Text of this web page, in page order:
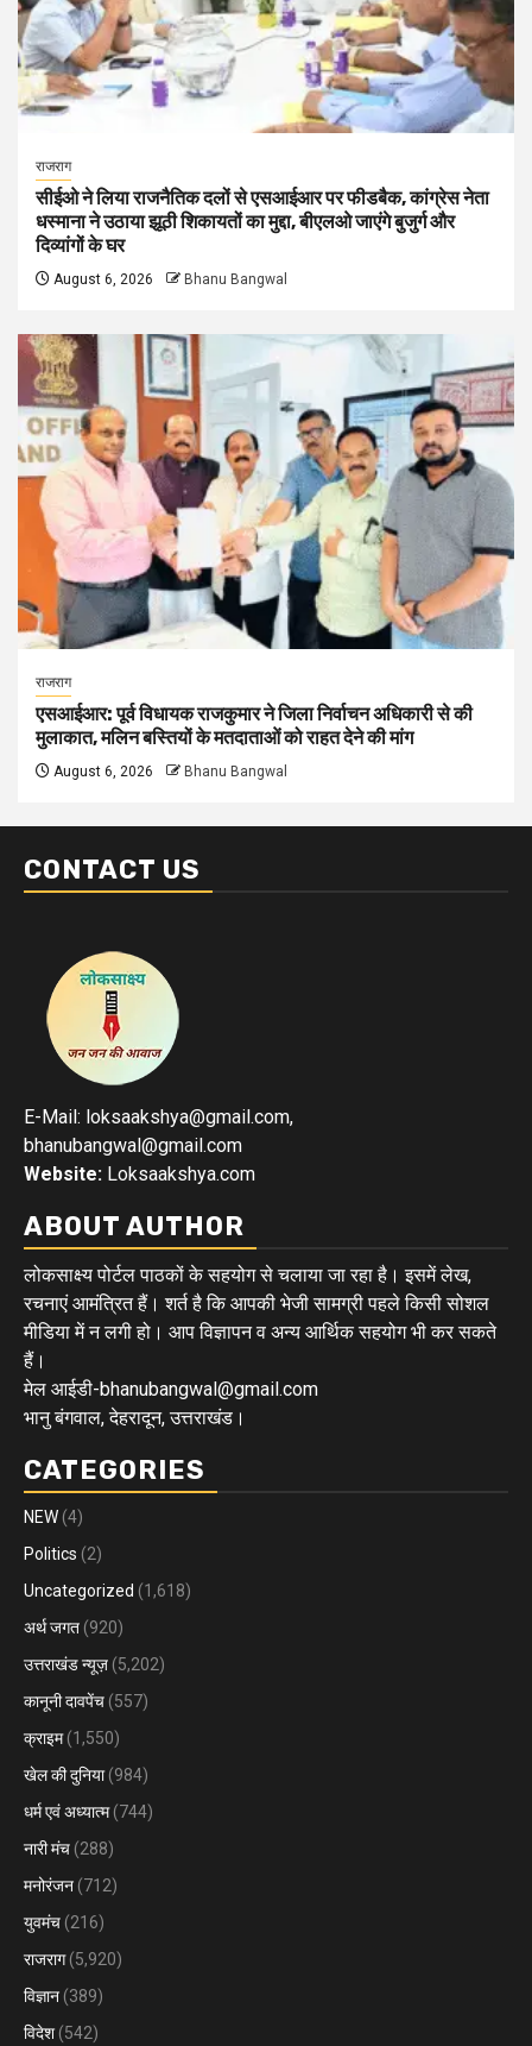
राजराग
सीईओ ने लिया राजनैतिक दलों से एसआईआर पर फीडबैक, कांग्रेस नेता
धस्माना ने उठाया झूठी शिकायतों का मुद्दा, बीएलओ जाएंगे बुजुर्ग और
दिव्यांगों के घर
August 6, 2026 Bhanu Bangwal
राजराग
एसआईआर: पूर्व विधायक राजकुमार ने जिला निर्वाचन अधिकारी से की
मुलाकात, मलिन बस्तियों के मतदाताओं को राहत देने की मांग
August 6, 2026 Bhanu Bangwal
CONTACT US
E-Mail: loksaakshya@gmail.com,
bhanubangwal@gmail.com
Website: Loksaakshya.com
ABOUT AUTHOR
लोकसाक्ष्य पोर्टल पाठकों के सहयोग से चलाया जा रहा है। इसमें लेख,
रचनाएं आमंत्रित हैं। शर्त है कि आपकी भेजी सामग्री पहले किसी सोशल
मीडिया में न लगी हो। आप विज्ञापन व अन्य आर्थिक सहयोग भी कर सकते
हैं।
मेल आईडी-bhanubangwal@gmail.com
भानु बंगवाल, देहरादून, उत्तराखंड।
CATEGORIES
NEW (4)
Politics (2)
Uncategorized (1,618)
अर्थ जगत (920)
उत्तराखंड न्यूज़ (5,202)
कानूनी दावपेंच (557)
क्राइम(1,550)
खेल की दुनिया(984)
धर्म एवं अध्यात्म(744)
नारी मंच (288)
मनोरंजन (712)
युवमंच (216)
राजराग(5,920)
विज्ञान (389)
विदेश (542)